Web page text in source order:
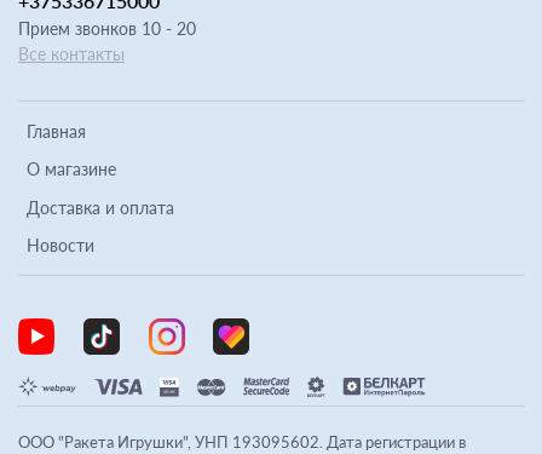
Главная
О магазине
Доставка и оплата
Новости
Прием звонков 10 - 20
Все контакты
ООО "Ракета Игрушки", УНП 193095602. Дата регистрации в